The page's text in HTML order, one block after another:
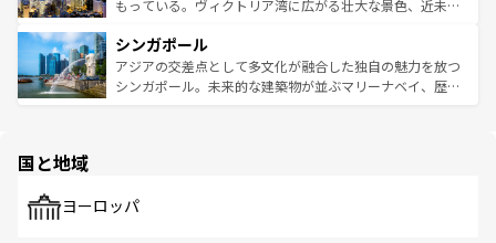
参照してほしい。
いビーチでリゾート気分を楽しむことができる。タイ料理
激する。気候は一年中温暖で、どの季節にも異なる楽しみ
が待っている。親しみやすいタイの人々、仏教を中心とし
た文化、そして多様な観光資源が、訪れる旅人を魅了し続
もっている。ヴィクトリア湾に広がる壮大な景色、近未来
み、どこを訪れても感動するはず。観光スポットが密集し
ており、効率よく見どころを回れるのも魅力。息をのむよ
うな絶景から文化的な体験まで、香港を存分に楽しみ尽く
シンガポール
アジアの交差点として多文化が融合した独自の魅力を放つ
シンガポール。未来的な建築物が並ぶマリーナベイ、歴史
で、ホーカーズは地元の風情を楽しめる外せないスポット
国と地域
ヨーロッパ